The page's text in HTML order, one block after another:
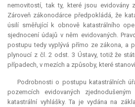
nemovitostí, tak ty, které jsou evidovány
Zároveň zákonodárce předpokládá, že
úsilí směřující k obnově katastrálního
sjednocení údajů v něm evidovaných.
postupu tedy vyplývá přímo ze zákona, a
plynoucí z čl. 2 odst. 3 Ústavy, totiž že
případech, v mezích a způsoby, které
Podrobnosti o postupu katastrálních
pozemcích evidovaných
katastrální vyhlášky. Ta je vydána na